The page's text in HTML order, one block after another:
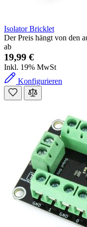
Isolator Bricklet
Der Preis hängt von den
ab
19,99 €
Inkl. 19% MwSt
Konfigurieren